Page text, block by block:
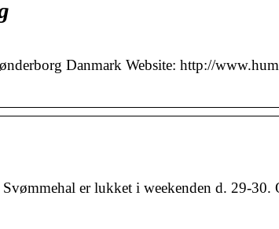
Danmark Website: http://
er lukket i weekenden d. 29-30.